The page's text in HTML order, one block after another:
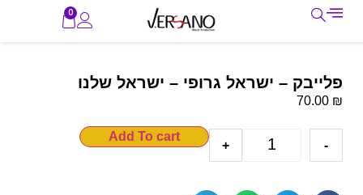
0
פלייבק – ישראל גרופי – ישראל שלנו
70.00 ₪
-
+
Add To cart